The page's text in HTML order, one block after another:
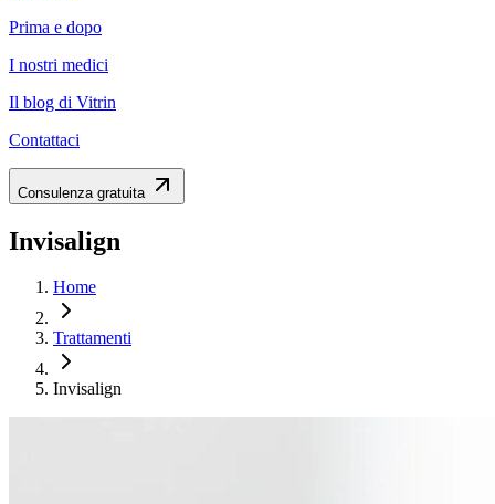
Prima e dopo
I nostri medici
Il blog di Vitrin
Contattaci
Consulenza gratuita
Invisalign
Home
Trattamenti
Invisalign